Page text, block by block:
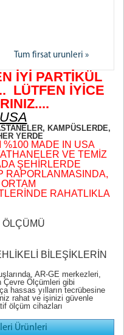
Tum firsat urunleri »
İYİ PARTİKÜL
LÜTFEN İYİCE
KAMPÜSLERDE,
YERDE
MADE IN USA
VE TEMİZ
ŞEHİRLERDE
RAPORLANMASINDA,
RAHATLIKLA
BİLEŞİKLERİN
AR-GE merkezleri,
Ölçümleri gibi
hassas yılların tecrübesine
rahat ve işinizi güvenle
ölçüm cihazları
Ürünleri